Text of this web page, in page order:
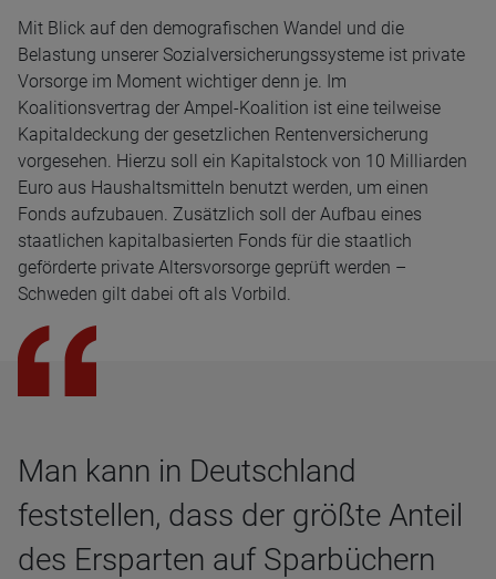
Mit Blick auf den demografischen Wandel und die
Belastung unserer Sozialversicherungssysteme ist private
Vorsorge im Moment wichtiger denn je. Im
Koalitionsvertrag der Ampel-Koalition ist eine teilweise
Kapitaldeckung der gesetzlichen Rentenversicherung
vorgesehen. Hierzu soll ein Kapitalstock von 10 Milliarden
Euro aus Haushaltsmitteln benutzt werden, um einen
Fonds aufzubauen. Zusätzlich soll der Aufbau eines
staatlichen kapitalbasierten Fonds für die staatlich
geförderte private Altersvorsorge geprüft werden –
Schweden gilt dabei oft als Vorbild.
Man kann in Deutschland
feststellen, dass der größte Anteil
des Ersparten auf Sparbüchern